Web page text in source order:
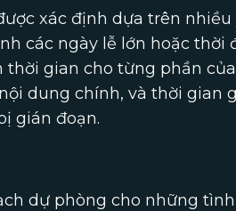
xác định dựa trên
các ngày lễ lớn hoặc thời
thời gian cho từng phần
dung chính, và thời gian
gián đoạn.
dự phòng cho những